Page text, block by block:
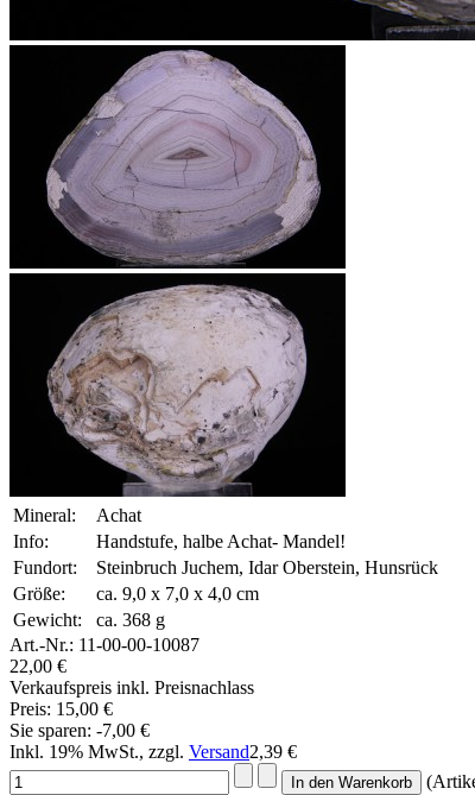
Mineral:
Achat
Info:
Handstufe, halbe Achat- Mandel!
Fundort:
Steinbruch Juchem, Idar Oberstein, Hunsrück
Größe:
ca. 9,0 x 7,0 x 4,0 cm
Gewicht:
ca. 368 g
Art.-Nr.: 11-00-00-10087
22,00 €
Verkaufspreis inkl. Preisnachlass
Preis: 15,00 €
Sie sparen: -7,00 €
Inkl. 19% MwSt., zzgl. Versand2,39 €